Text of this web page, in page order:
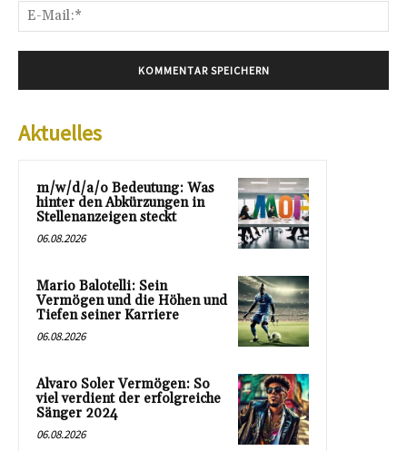
Aktuelles
m/w/d/a/o Bedeutung: Was
hinter den Abkürzungen in
Stellenanzeigen steckt
06.08.2026
Mario Balotelli: Sein
Vermögen und die Höhen und
Tiefen seiner Karriere
06.08.2026
Alvaro Soler Vermögen: So
viel verdient der erfolgreiche
Sänger 2024
06.08.2026